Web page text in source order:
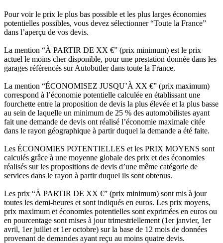
Pour voir le prix le plus bas possible et les plus larges économies
potentielles possibles, vous devez sélectionner “Toute la France”
dans l’aperçu de vos devis.
La mention “À PARTIR DE XX €” (prix minimum) est le prix
actuel le moins cher disponible, pour une prestation donnée dans les
garages référencés sur Autobutler dans toute la France.
La mention “ÉCONOMISEZ JUSQU’À XX €” (prix maximum)
correspond à l’économie potentielle calculée en établissant une
fourchette entre la proposition de devis la plus élevée et la plus basse
au sein de laquelle un minimum de 25 % des automobilistes ayant
fait une demande de devis ont réalisé l’économie maximale citée
dans le rayon géographique à partir duquel la demande a été faite.
Les ÉCONOMIES POTENTIELLES et les PRIX MOYENS sont
calculés grâce à une moyenne globale des prix et des économies
réalisés sur les propositions de devis d’une même catégorie de
services dans le rayon à partir duquel ils sont obtenus.
Les prix “À PARTIR DE XX €” (prix minimum) sont mis à jour
toutes les demi-heures et sont indiqués en euros. Les prix moyens,
prix maximum et économies potentielles sont exprimées en euros ou
en pourcentage sont mises à jour trimestriellement (1er janvier, 1er
avril, 1er juillet et 1er octobre) sur la base de 12 mois de données
provenant de demandes ayant reçu au moins quatre devis.